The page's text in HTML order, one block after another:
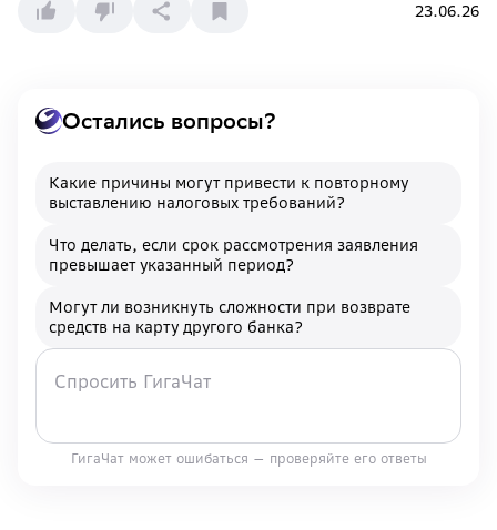
23.06.26
Остались вопросы?
Какие причины могут привести к повторному
выставлению налоговых требований?
Что делать, если срок рассмотрения заявления
превышает указанный период?
Могут ли возникнуть сложности при возврате
средств на карту другого банка?
ГигаЧат может ошибаться — проверяйте его ответы